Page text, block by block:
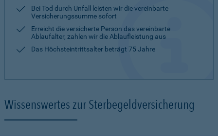
Bei Tod durch Unfall leisten wir die vereinbarte
Versicherungssumme sofort
Erreicht die versicherte Person das vereinbarte
Ablaufalter, zahlen wir die Ablaufleistung aus
Das Höchsteintrittsalter beträgt 75 Jahre
Wissenswertes zur Sterbegeldversicherung